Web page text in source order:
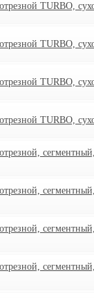
TURBO,
TURBO,
TURBO,
TURBO,